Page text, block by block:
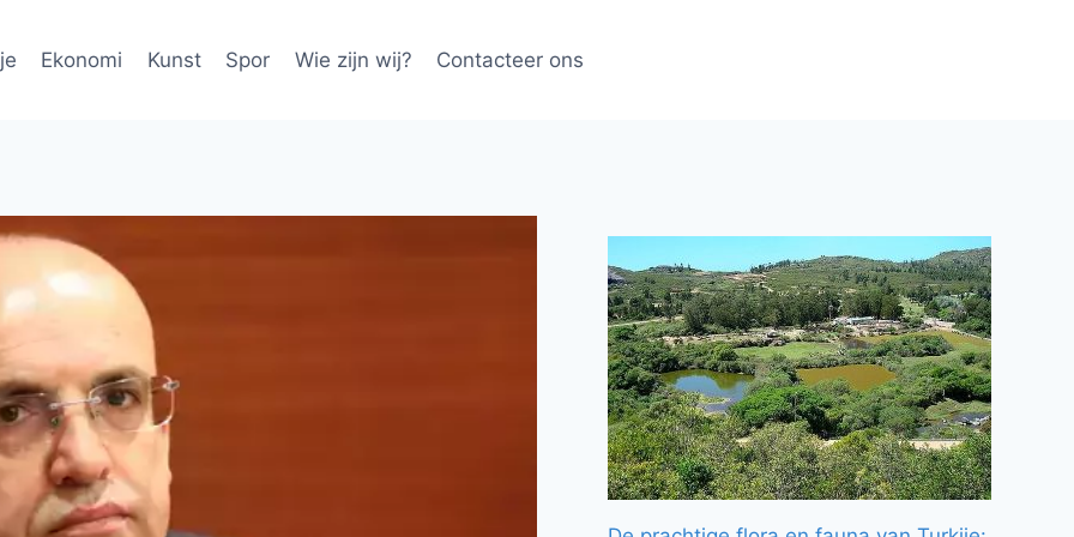
Ekonomi Kunst Spor Wie zijn wij? Contacteer ons